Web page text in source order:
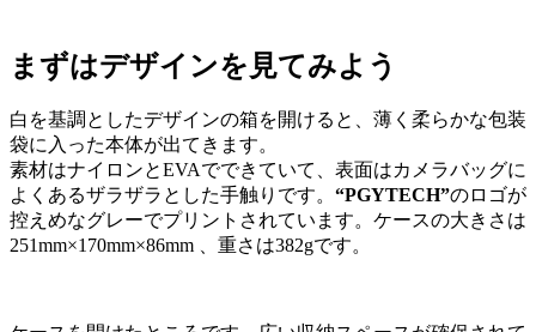
まずはデザインを見てみよう
白を基調としたデザインの箱を開けると、薄く柔らかな包装
袋に入った本体が出てきます。
素材はナイロンとEVAでできていて、表面はカメラバッグに
よくあるザラザラとした手触りです。 “PGYTECH”のロゴが
控えめなグレーでプリントされています。ケースの大きさは
251mm×170mm×86mm 、重さは382gです。